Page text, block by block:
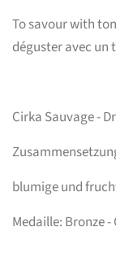
To savour with
déguster avec un
Cirka Sauvage -
blumige und
Medaille: Bronze